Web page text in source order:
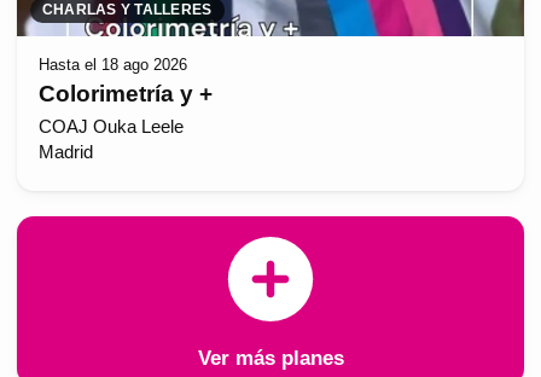
CHARLAS Y TALLERES
Hasta el 18 ago 2026
Colorimetría y +
COAJ Ouka Leele
Madrid
Ver más planes